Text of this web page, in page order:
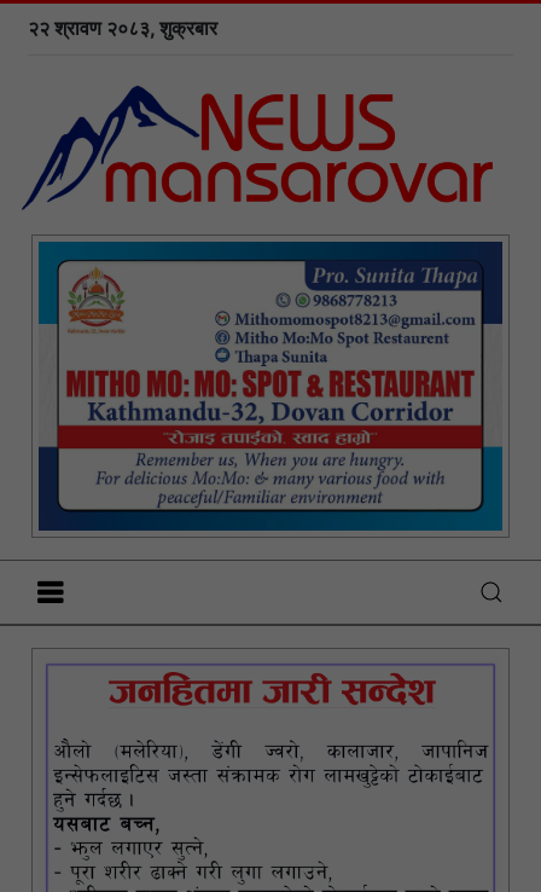
२२ श्रावण २०८३, शुक्रबार